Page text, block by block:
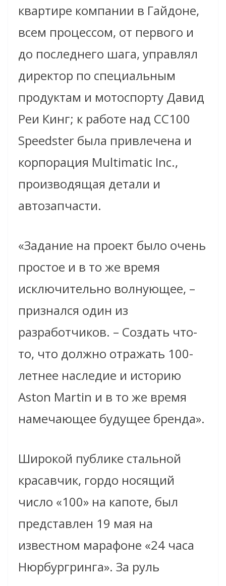
квартире компании в Гайдоне,
всем процессом, от первого и
до последнего шага, управлял
директор по специальным
продуктам и мотоспорту Давид
Реи Кинг; к работе над CC100
Speedster была привлечена и
корпорация Multimatic Inc.,
производящая детали и
автозапчасти.
«Задание на проект было очень
простое и в то же время
исключительно волнующее, –
признался один из
разработчиков. – Создать что-
то, что должно отражать 100-
летнее наследие и историю
Aston Martin и в то же время
намечающее будущее бренда».
Широкой публике стальной
красавчик, гордо носящий
число «100» на капоте, был
представлен 19 мая на
известном марафоне «24 часа
Нюрбургринга». За руль